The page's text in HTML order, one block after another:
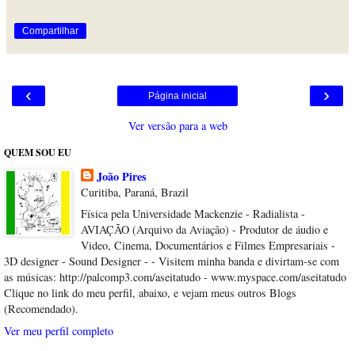
Compartilhar
‹ ›
Página inicial
Ver versão para a web
QUEM SOU EU
João Pires
Curitiba, Paraná, Brazil
Física pela Universidade Mackenzie - Radialista -
AVIAÇÃO (Arquivo da Aviação) - Produtor de áudio e
Video, Cinema, Documentários e Filmes Empresariais -
3D designer - Sound Designer - - Visitem minha banda e divirtam-se com
as músicas: http://palcomp3.com/aseitatudo - www.myspace.com/aseitatudo
Clique no link do meu perfil, abaixo, e vejam meus outros Blogs
(Recomendado).
Ver meu perfil completo